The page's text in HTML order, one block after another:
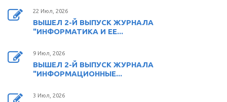
22 Июл, 2026
ВЫШЕЛ 2-Й ВЫПУСК ЖУРНАЛА
"ИНФОРМАТИКА И ЕЕ...
9 Июл, 2026
ВЫШЕЛ 2-Й ВЫПУСК ЖУРНАЛА
"ИНФОРМАЦИОННЫЕ...
3 Июл, 2026